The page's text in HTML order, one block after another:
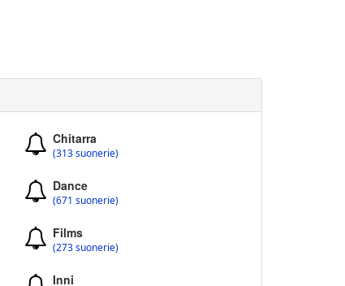
Chitarra
(313 suonerie)
Dance
(671 suonerie)
Films
(273 suonerie)
Inni